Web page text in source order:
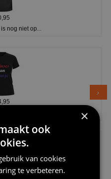
nog niet op...
×
ook
van cookies
te verbeteren.